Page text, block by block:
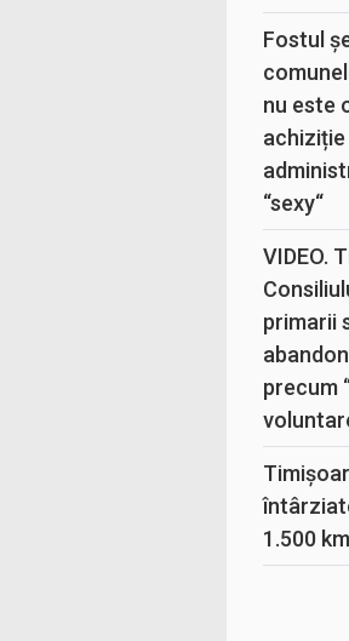
Fostul
nu este
“sexy“
VIDEO.
primarii
precum
1.500 km